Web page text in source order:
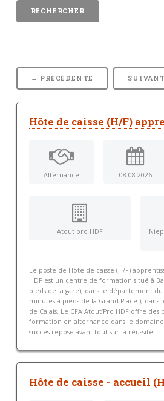
← PRÉCÉDENTE
Hôte de caisse (H/F)
Alternance 08-08-2026
Atout pro HDF
Le poste de Hôte de caisse (H/F)
HDF est un centre de formation situé à
pieds de la gare), dans le département
minutes à pieds de la Grand Place ), dans
de Calais. Le CFA Atout’Pro HDF offre
formation en alternance dans le
succès repose avant tout sur la réussite...
Hôte de caisse - accueil